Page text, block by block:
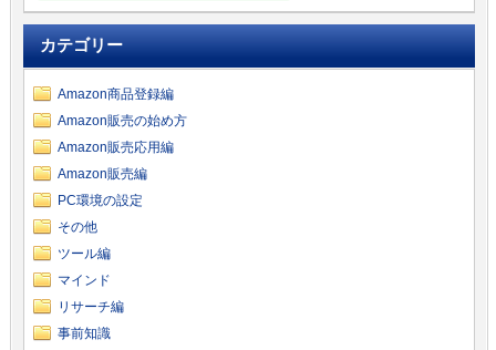
カテゴリー
Amazon商品登録編
Amazon販売の始め方
Amazon販売応用編
Amazon販売編
PC環境の設定
その他
ツール編
マインド
リサーチ編
事前知識